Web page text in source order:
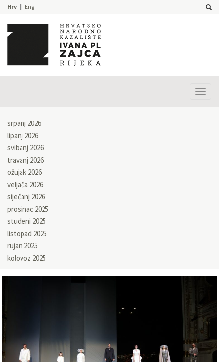
Hrv Eng
srpanj 2026
lipanj 2026
svibanj 2026
travanj 2026
ožujak 2026
veljača 2026
siječanj 2026
prosinac 2025
studeni 2025
listopad 2025
rujan 2025
kolovoz 2025